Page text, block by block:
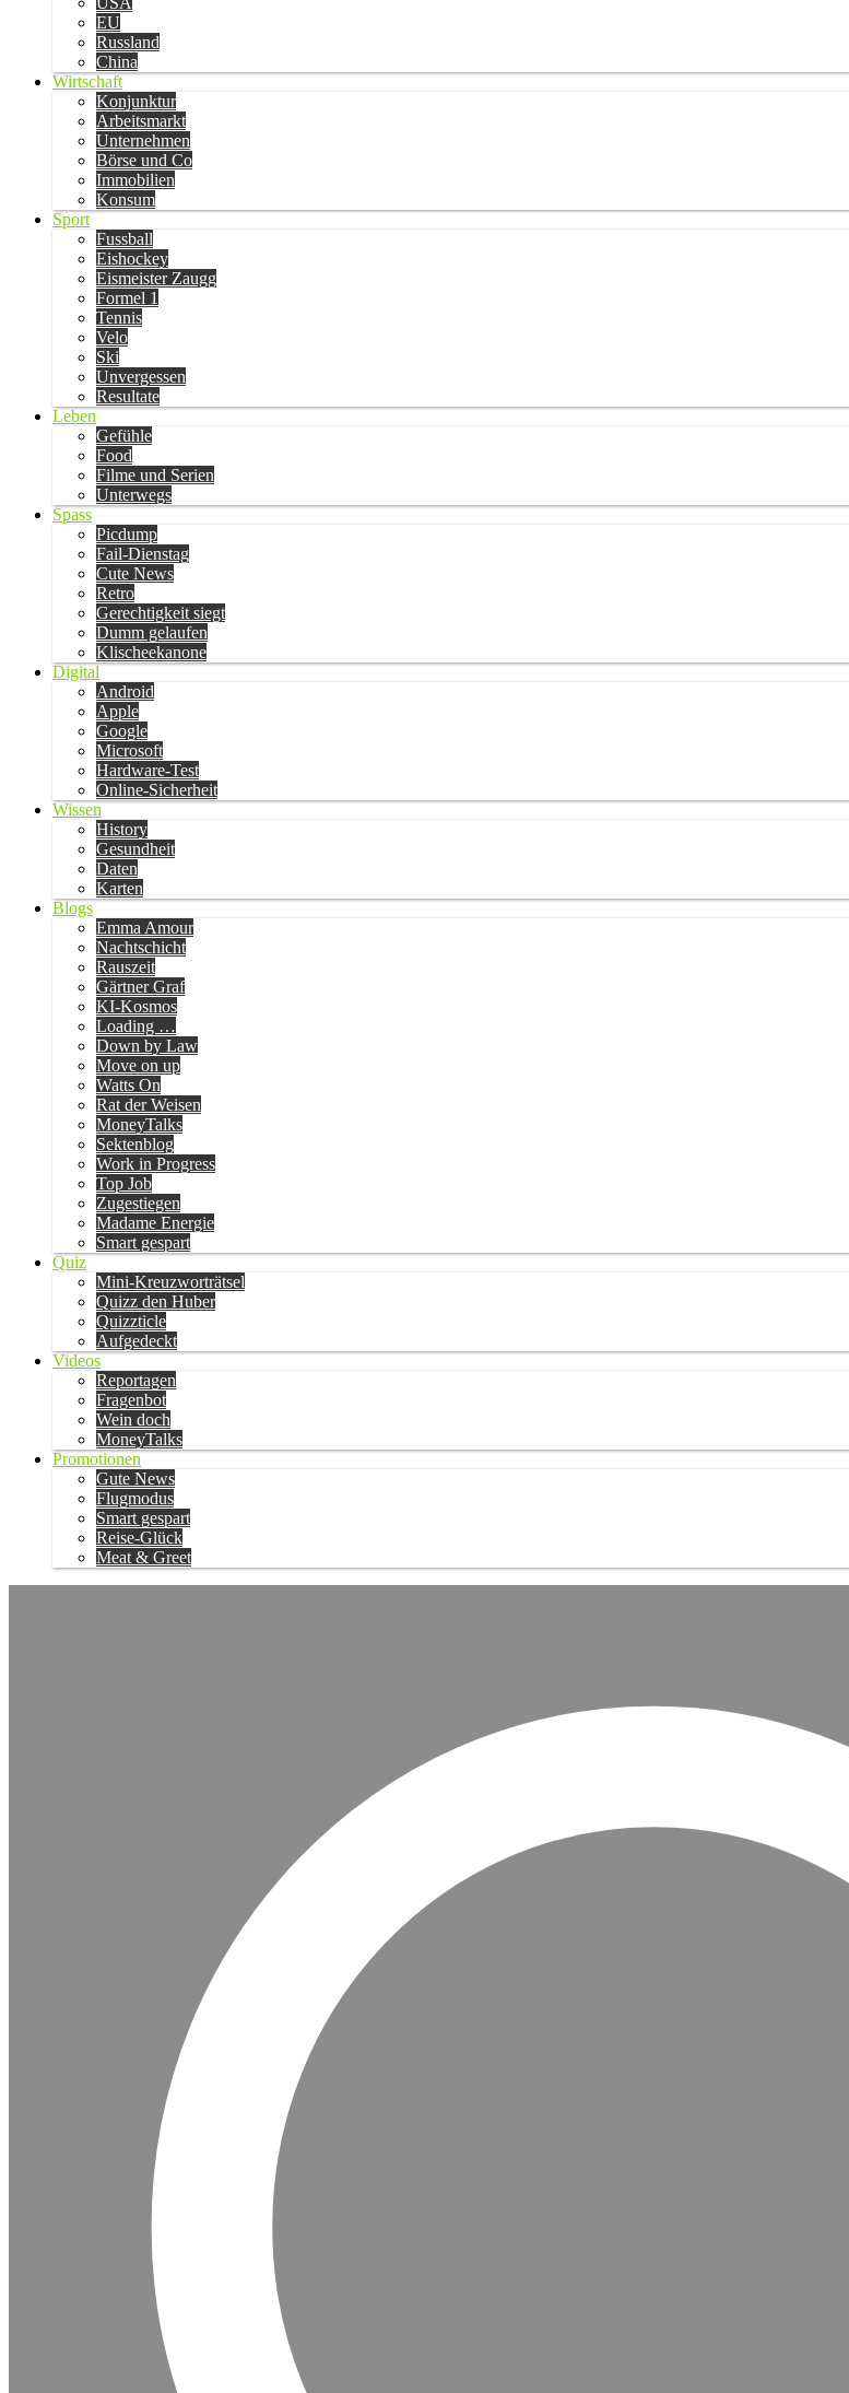
EU
Russland
China
Wirtschaft
Konjunktur
Arbeitsmarkt
Unternehmen
Börse und Co
Immobilien
Konsum
Sport
Fussball
Eishockey
Eismeister Zaugg
Formel 1
Tennis
Velo
Ski
Unvergessen
Resultate
Leben
Gefühle
Food
Filme und Serien
Unterwegs
Spass
Picdump
Fail-Dienstag
Cute News
Retro
Gerechtigkeit siegt
Dumm gelaufen
Klischeekanone
Digital
Android
Apple
Google
Microsoft
Hardware-Test
Online-Sicherheit
Wissen
History
Gesundheit
Daten
Karten
Blogs
Emma Amour
Nachtschicht
Rauszeit
Gärtner Graf
KI-Kosmos
Loading …
Down by Law
Move on up
Watts On
Rat der Weisen
MoneyTalks
Sektenblog
Work in Progress
Top Job
Zugestiegen
Madame Energie
Smart gespart
Quiz
Mini-Kreuzworträtsel
Quizz den Huber
Quizzticle
Aufgedeckt
Videos
Reportagen
Fragenbot
Wein doch
MoneyTalks
Promotionen
Gute News
Flugmodus
Smart gespart
Reise-Glück
Meat & Greet